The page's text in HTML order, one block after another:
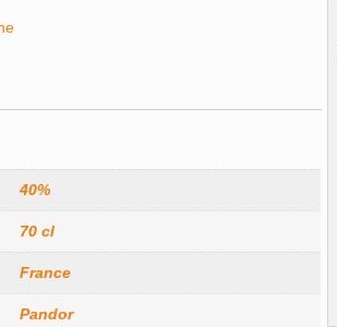
40%
70 cl
France
Pandor